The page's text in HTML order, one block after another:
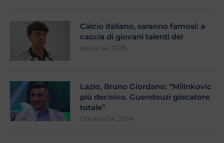
Calcio italiano, saranno famosi: a
caccia di giovani talenti del
Aprile 14, 2025
Lazio, Bruno Giordano: “Milinkovic
più decisivo. Guendouzi giocatore
totale”
Ottobre 24, 2024